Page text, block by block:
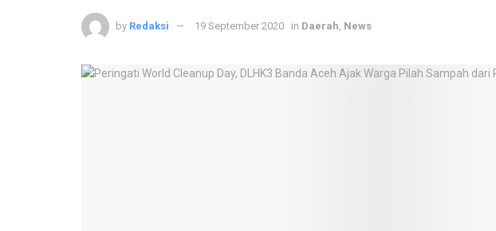
by Redaksi 19 September 2020 in Daerah News